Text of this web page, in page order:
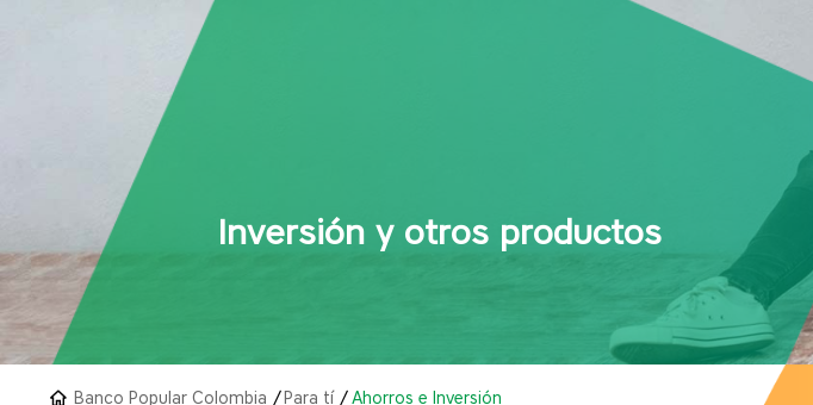
Inversión y otros productos
Banco Popular Colombia Para tí Ahorros e Inversión